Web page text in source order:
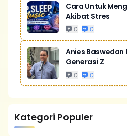
Cara Untuk
Akibat Stres
0 0
Anies Baswedan
Generasi Z
0 0
Kategori Populer